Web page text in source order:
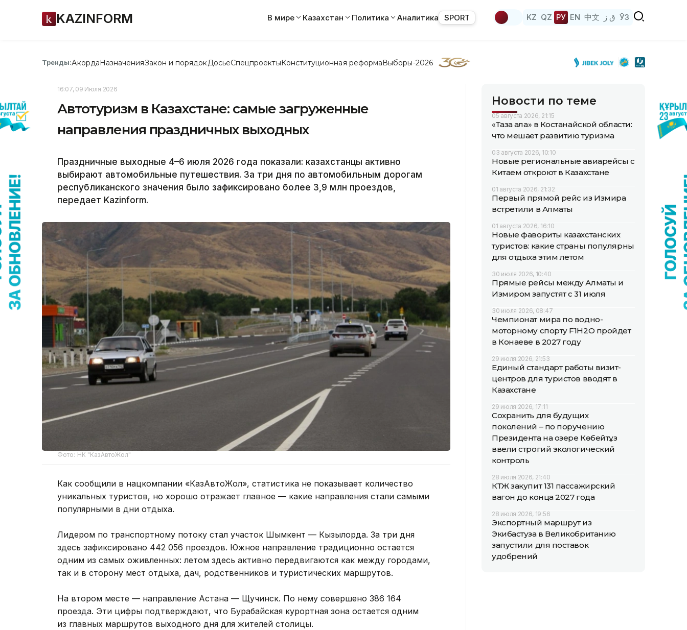
KAZINFORM В мире Казахстан Политика Аналитика SPORT KZ QZ РУ EN 中文 ق ز ЎЗ
Тренды:АкордаНазначенияЗакон и порядок ДосьеСпецпроектыКонституционная реформаВыборы-2026
16:07, 09 Июля 2026
Автотуризм в Казахстане: самые загруженные
направления праздничных выходных
Праздничные выходные 4–6 июля 2026 года показали: казахстанцы активно
выбирают автомобильные путешествия. За три дня по автомобильным дорогам
республиканского значения было зафиксировано более 3,9 млн проездов,
передает Kazinform.
Фото: НК "КазАвтоЖол"
Как сообщили в нацкомпании «КазАвтоЖол», статистика не показывает количество
уникальных туристов, но хорошо отражает главное — какие направления стали самыми
популярными в дни отдыха.
Лидером по транспортному потоку стал участок Шымкент — Кызылорда. За три дня
здесь зафиксировано 442 056 проездов. Южное направление традиционно остается
одним из самых оживленных: летом здесь активно передвигаются как между городами,
так и в сторону мест отдыха, дач, родственников и туристических маршрутов.
На втором месте — направление Астана — Щучинск. По нему совершено 386 164
проезда. Эти цифры подтверждают, что Бурабайская курортная зона остается одним
из главных маршрутов выходного дня для жителей столицы.
Новости по теме
05 августа 2026, 21:15
«Таза қала» в Костанайской области:
что мешает развитию туризма
03 августа 2026, 10:10
Новые региональные авиарейсы с
Китаем откроют в Казахстане
01 августа 2026, 21:32
Первый прямой рейс из Измира
встретили в Алматы
01 августа 2026, 16:10
Новые фавориты казахстанских
туристов: какие страны популярны
для отдыха этим летом
30 июля 2026, 10:40
Прямые рейсы между Алматы и
Измиром запустят с 31 июля
30 июля 2026, 08:47
Чемпионат мира по водно-
моторному спорту F1H2O пройдет
в Конаеве в 2027 году
29 июля 2026, 21:53
Единый стандарт работы визит-
центров для туристов вводят в
Казахстане
29 июля 2026, 17:11
Сохранить для будущих
поколений – по поручению
Президента на озере Көбейтұз
ввели строгий экологический
контроль
28 июля 2026, 21:40
КТЖ закупит 131 пассажирский
вагон до конца 2027 года
28 июля 2026, 19:56
Экспортный маршрут из
Экибастуза в Великобританию
запустили для поставок
удобрений